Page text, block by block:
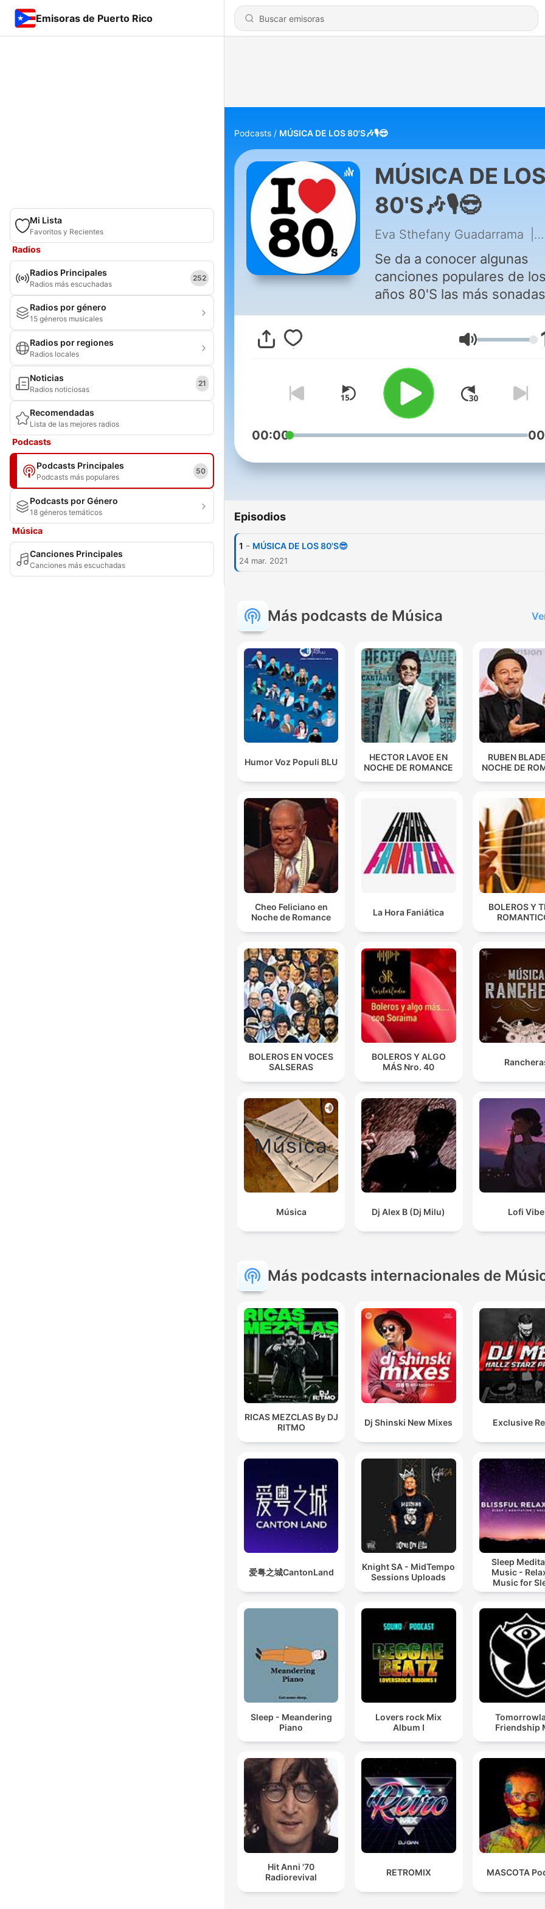
Emisoras de Puerto Rico
Mi Lista
Favoritos y Recientes
Radios
Radios Principales
Radios más escuchadas
252
Radios por género
15 géneros musicales
Radios por regiones
Radios locales
Noticias
Radios noticiosas
21
Recomendadas
Lista de las mejores radios
Podcasts
Podcasts Principales
Podcasts más populares
50
Podcasts por Género
18 géneros temáticos
Música
Canciones Principales
Canciones más escuchadas
Podcasts MÚSICA DE LOS 80'S🎶🎙️😎
MÚSICA DE
80'S🎶🎙️😎
Eva Sthefany Guadarrama
Se da a conocer algunas
canciones populares de
años 80'S las más
Volumen
00:00
Episodios
1 - MÚSICA DE LOS 80'S😎
24 mar. 2021
Más podcasts de Música
Humor Voz Populi BLU
HECTOR LAVOE EN
NOCHE DE ROMANCE
RUBEN
NOCHE DE
Cheo Feliciano en
Noche de Romance
La Hora Faniática
BOLEROS Y
BOLEROS EN VOCES
SALSERAS
BOLEROS Y ALGO
MÁS Nro. 40
Música Dj Alex B (Dj Milu) Lofi Vibe
Más podcasts internacionales de
RICAS MEZCLAS By DJ
RITMO
Dj Shinski New Mixes Exclusive
爱粤之城CantonLand
Knight SA - MidTempo
Sessions Uploads
Sleep
Music -
Music for
Sleep - Meandering
Piano
Lovers rock Mix
Album I
Friendship
Hit Anni '70
Radiorevival
RETROMIX MASCOTA